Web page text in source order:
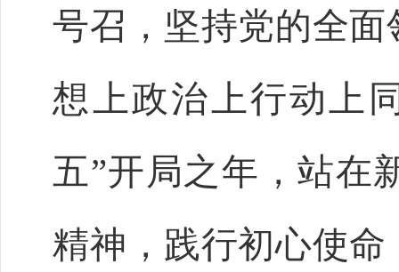
号召，坚持党的全
想上政治上行动上
五”开局之年，站在
精神，践行初心使